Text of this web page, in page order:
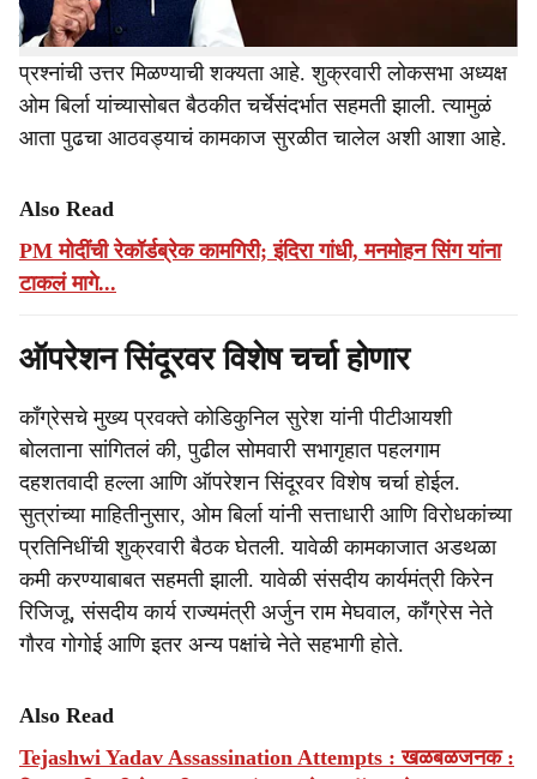
पण आता सोमवारी या मुद्द्यांवर दोन्ही सभागृहांमध्ये चर्चा करण्यात
येणार आहे. त्यामुळं या संदर��भात विरोधकांनी उपस्थित केलेल्या
प्रश्नांची उत्तर मिळण्याची शक्यता आहे. शुक्रवारी लोकसभा अध्यक्ष
ओम बिर्ला यांच्यासोबत बैठकीत चर्चेसंदर्भात सहमती झाली. त्यामुळं
आता पुढचा आठवड्याचं कामकाज सुरळीत चालेल अशी आशा आहे.
Also Read
PM मोदींची रेकॉर्डब्रेक कामगिरी; इंदिरा गांधी, मनमोहन सिंग यांना
टाकलं मागे...
ऑपरेशन सिंदूरवर विशेष चर्चा होणार
काँग्रेसचे मुख्य प्रवक्ते कोडिकुनिल सुरेश यांनी पीटीआयशी
बोलताना सांगितलं की, पुढील सोमवारी सभागृहात पहलगाम
दहशतवादी हल्ला आणि ऑपरेशन सिंदूरवर विशेष चर्चा होईल.
सुत्रांच्या माहितीनुसार, ओम बिर्ला यांनी सत्ताधारी आणि विरोधकांच्या
प्रतिनिधींची शुक्रवारी बैठक घेतली. यावेळी कामकाजात अडथळा
कमी करण्याबाबत सहमती झाली. यावेळी संसदीय कार्यमंत्री किरेन
रिजिजू, संसदीय कार्य राज्यमंत्री अर्जुन राम मेघवाल, काँग्रेस नेते
गौरव गोगोई आणि इतर अन्य पक्षांचे नेते सहभागी होते.
Also Read
Tejashwi Yadav Assassination Attempts : खळबळजनक :